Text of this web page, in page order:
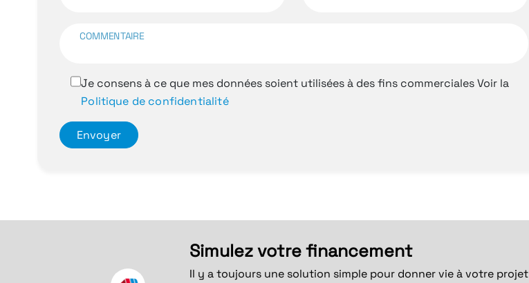
COMMENTAIRE
Je consens à ce que mes données soient utilisées à des fins commercialesVoir la
Politique de confidentialité
Envoyer
Simulez votre financement
Il y a toujours une solution simple pour donner vie à votre projet